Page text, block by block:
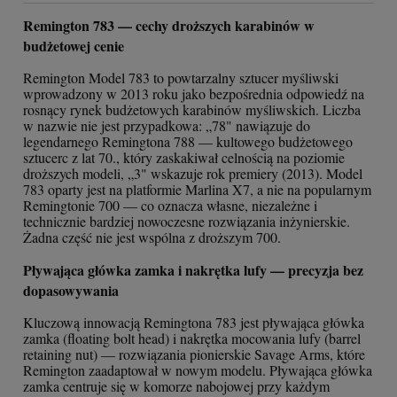
Remington 783 — cechy droższych karabinów w
budżetowej cenie
Remington Model 783 to powtarzalny sztucer myśliwski
wprowadzony w 2013 roku jako bezpośrednia odpowiedź na
rosnący rynek budżetowych karabinów myśliwskich. Liczba
w nazwie nie jest przypadkowa: „78" nawiązuje do
legendarnego Remingtona 788 — kultowego budżetowego
sztucerc z lat 70., który zaskakiwał celnością na poziomie
droższych modeli, „3" wskazuje rok premiery (2013). Model
783 oparty jest na platformie Marlina X7, a nie na popularnym
Remingtonie 700 — co oznacza własne, niezależne i
technicznie bardziej nowoczesne rozwiązania inżynierskie.
Żadna część nie jest wspólna z droższym 700.
Pływająca główka zamka i nakrętka lufy — precyzja bez
dopasowywania
Kluczową innowacją Remingtona 783 jest pływająca główka
zamka (floating bolt head) i nakrętka mocowania lufy (barrel
retaining nut) — rozwiązania pionierskie Savage Arms, które
Remington zaadaptował w nowym modelu. Pływająca główka
zamka centruje się w komorze nabojowej przy każdym